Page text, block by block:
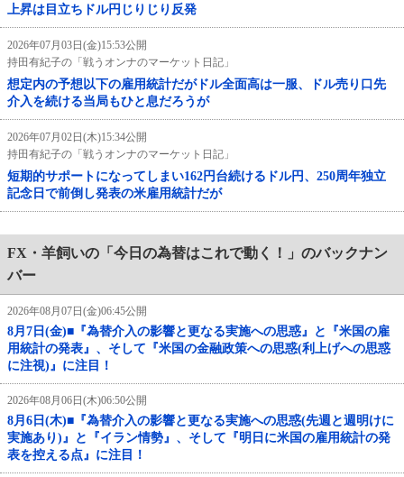
上昇は目立ちドル円じりじり反発
2026年07月03日(金)15:53公開
持田有紀子の「戦うオンナのマーケット日記」
想定内の予想以下の雇用統計だがドル全面高は一服、ドル売り口先
介入を続ける当局もひと息だろうが
2026年07月02日(木)15:34公開
持田有紀子の「戦うオンナのマーケット日記」
短期的サポートになってしまい162円台続けるドル円、250周年独立
記念日で前倒し発表の米雇用統計だが
FX・羊飼いの「今日の為替はこれで動く！」のバックナン
バー
2026年08月07日(金)06:45公開
8月7日(金)■『為替介入の影響と更なる実施への思惑』と『米国の雇
用統計の発表』、そして『米国の金融政策への思惑(利上げへの思惑
に注視)』に注目！
2026年08月06日(木)06:50公開
8月6日(木)■『為替介入の影響と更なる実施への思惑(先週と週明けに
実施あり)』と『イラン情勢』、そして『明日に米国の雇用統計の発
表を控える点』に注目！